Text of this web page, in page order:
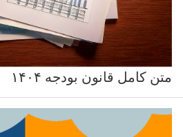
متن کامل قانون بودجه ۱۴۰۴